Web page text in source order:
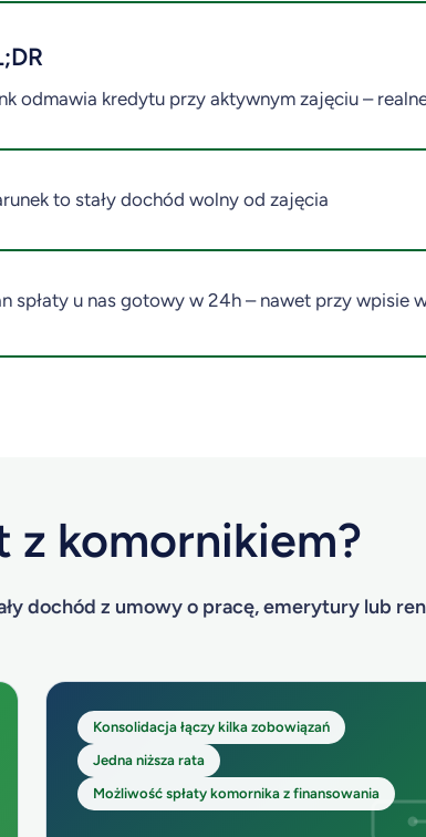
odmawia kredytu przy aktywnym zajęciu –
to stały dochód wolny od zajęcia
spłaty u nas gotowy w 24h – nawet przy wpisie
z komornikiem?
dochód z umowy o pracę, emerytury lub
Konsolidacja łączy kilka zobowiązań
Jedna niższa rata
Możliwość spłaty komornika z finansowania